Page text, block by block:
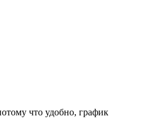
что удобно, график